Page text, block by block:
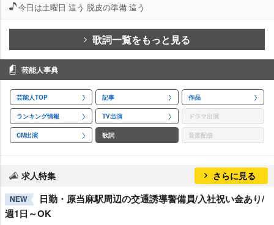
今日は土曜日 這う 脱皮の準備 這う
歌詞一覧をもっと見る
芸能人事典
芸能人TOP 記事 作品
ランキング情報 TV出演 ドラマ出演
CM出演 歌詞 音楽配信
求人特集 さらに見る
NEW
日勤・原当麻駅周辺の交通誘導警備員/入社祝い金あり/
週1日～OK